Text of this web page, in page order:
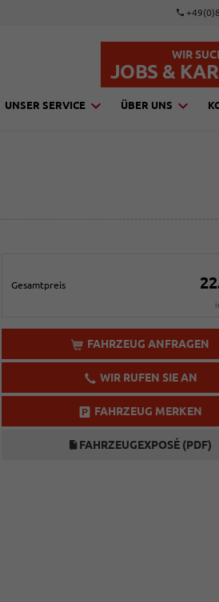
WIR
JOBS &
UNSER SERVICE ÜBER UNS
Gesamtpreis
FAHRZEUG ANFRAGEN
WIR RUFEN SIE AN
FAHRZEUG MERKEN
FAHRZEUGEXPOSÉ (PDF)